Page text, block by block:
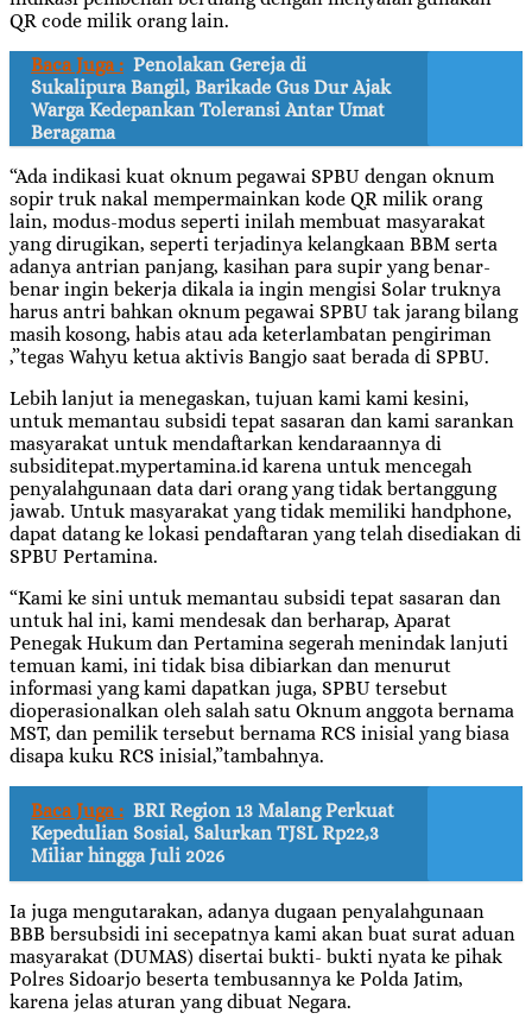
QR code milik orang lain.
Baca Juga : Penolakan Gereja di
Sukalipura Bangil, Barikade Gus Dur Ajak
Warga Kedepankan Toleransi Antar Umat
Beragama
“Ada indikasi kuat oknum pegawai SPBU dengan oknum
sopir truk nakal mempermainkan kode QR milik orang
lain, modus-modus seperti inilah membuat masyarakat
yang dirugikan, seperti terjadinya kelangkaan BBM serta
adanya antrian panjang, kasihan para supir yang benar-
benar ingin bekerja dikala ia ingin mengisi Solar truknya
harus antri bahkan oknum pegawai SPBU tak jarang bilang
masih kosong, habis atau ada keterlambatan pengiriman
,”tegas Wahyu ketua aktivis Bangjo saat berada di SPBU.
Lebih lanjut ia menegaskan, tujuan kami kami kesini,
untuk memantau subsidi tepat sasaran dan kami sarankan
masyarakat untuk mendaftarkan kendaraannya di
subsiditepat.mypertamina.id karena untuk mencegah
penyalahgunaan data dari orang yang tidak bertanggung
jawab. Untuk masyarakat yang tidak memiliki handphone,
dapat datang ke lokasi pendaftaran yang telah disediakan di
SPBU Pertamina.
“Kami ke sini untuk memantau subsidi tepat sasaran dan
untuk hal ini, kami mendesak dan berharap, Aparat
Penegak Hukum dan Pertamina segerah menindak lanjuti
temuan kami, ini tidak bisa dibiarkan dan menurut
informasi yang kami dapatkan juga, SPBU tersebut
dioperasionalkan oleh salah satu Oknum anggota bernama
MST, dan pemilik tersebut bernama RCS inisial yang biasa
disapa kuku RCS inisial,”tambahnya.
Baca Juga : BRI Region 13 Malang Perkuat
Kepedulian Sosial, Salurkan TJSL Rp22,3
Miliar hingga Juli 2026
Ia juga mengutarakan, adanya dugaan penyalahgunaan
BBB bersubsidi ini secepatnya kami akan buat surat aduan
masyarakat (DUMAS) disertai bukti- bukti nyata ke pihak
Polres Sidoarjo beserta tembusannya ke Polda Jatim,
karena jelas aturan yang dibuat Negara.